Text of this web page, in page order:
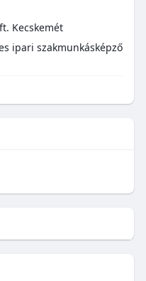
Kecskemét
ipari szakmunkásképző